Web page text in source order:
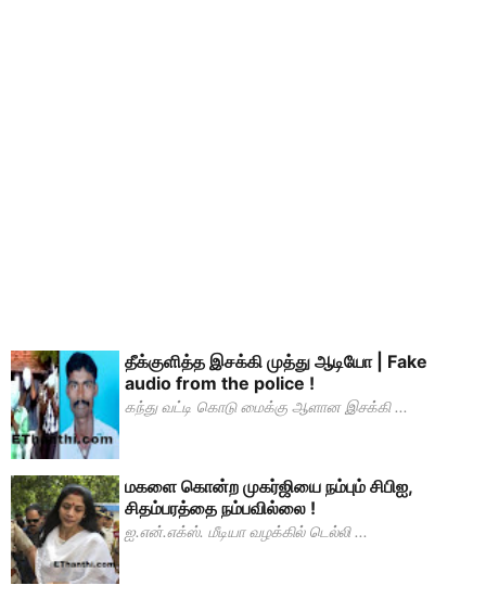
தீக்குளித்த இசக்கி முத்து ஆடியோ | Fake
audio from the police !
கந்து வட்டி கொடு மைக்கு ஆளான இசக்கி ...
மகளை கொன்ற முகர்ஜியை நம்பும் சிபிஐ,
சிதம்பரத்தை நம்பவில்லை !
ஐ.என்.எக்ஸ். மீடியா வழக்கில் டெல்லி ...